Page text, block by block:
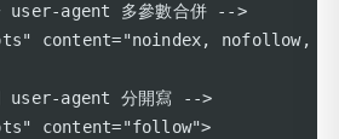
user-agent 多參數合併 -->
content="noindex, nofollow,
user-agent 分開寫 -->
content="follow">